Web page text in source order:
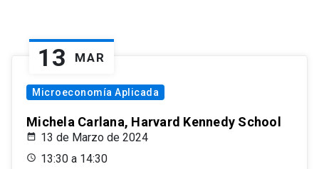
13 MAR
Microeconomía Aplicada
Michela Carlana, Harvard Kennedy School
13 de Marzo de 2024
13:30 a 14:30